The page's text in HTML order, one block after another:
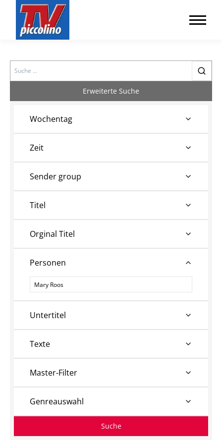
Search
Erweiterte Suche
Wochentag
Zeit
Sender group
Titel
Orginal Titel
Personen
Personen
Untertitel
Texte
Master-Filter
Genreauswahl
Suche